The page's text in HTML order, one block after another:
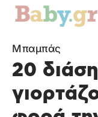
Μπαμπάς
20